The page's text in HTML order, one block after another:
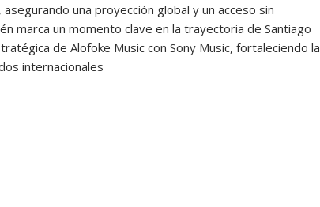
una proyección global y un acceso sin
marca un momento clave en la trayectoria de Santiago
de Alofoke Music con Sony Music, fortaleciendo la
internacionales